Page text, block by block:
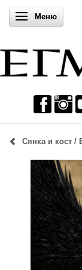
Включи
Меню
Сянка и кост /